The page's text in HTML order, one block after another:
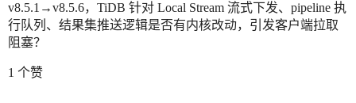
v8.5.1→v8.5.6，TiDB 针对 Local Stream 流式下发、pipeline 执
行队列、结果集推送逻辑是否有内核改动，引发客户端拉取
阻塞？
1 个赞